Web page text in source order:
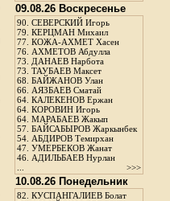
09.08.26 Воскресенье
90. СЕВЕРСКИЙ Игорь
79. КЕРЦМАН Михаил
77. КОЖА-АХМЕТ Хасен
76. АХМЕТОВ Абдулла
73. ДАНАЕВ Нарбота
73. ТАУБАЕВ Максет
68. БАЙЖАНОВ Улан
66. АЯЗБАЕВ Сматай
64. КАЛЕКЕНОВ Ержан
64. КОРОВИН Игорь
64. МАРАБАЕВ Жакып
57. БАЙСАБЫРОВ Жаркынбек
54. АБДИРОВ Темирхан
47. УМЕРБЕКОВ Жанат
46. АДИЛЬБАЕВ Нурлан
>>>
10.08.26 Понедельник
82. КУСПАНГАЛИЕВ Болат